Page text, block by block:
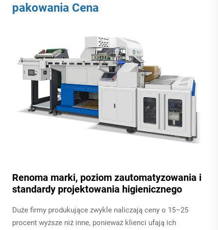
pakowania Cena
Renoma marki, poziom zautomatyzowania i
standardy projektowania higienicznego
Duże firmy produkujące zwykle naliczają ceny o 15–25
procent wyższe niż inne, ponieważ klienci ufają ich